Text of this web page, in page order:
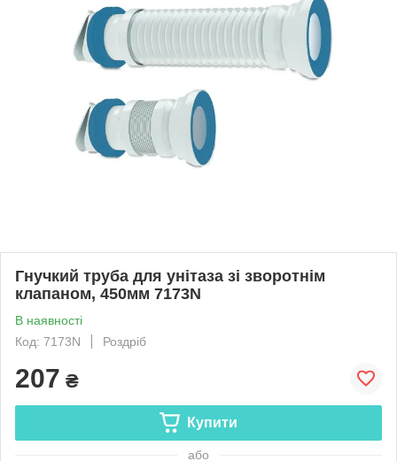
Гнучкий труба для унітаза зі зворотнім
клапаном, 450мм 7173N
В наявності
Код: 7173N
Роздріб
207 ₴
Купити
або